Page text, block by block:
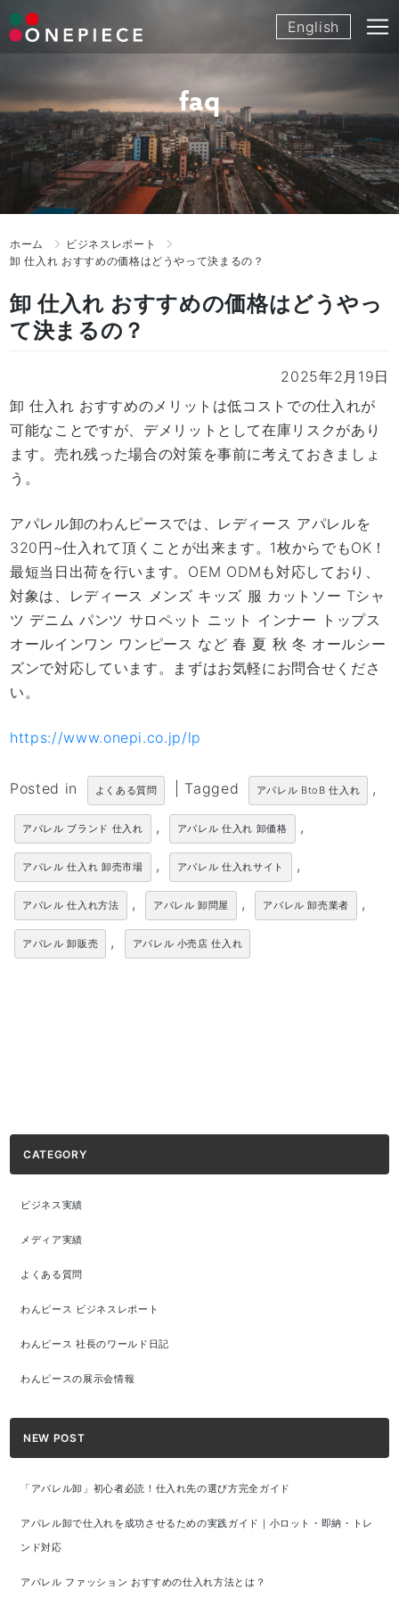
Skip
to
English
faq
ホーム
ビジネスレポート
卸 仕入れ おすすめの価格はどうやって決まるの？
卸 仕入れ おすすめの価格はどうやっ
て決まるの？
2025年2月19日
卸 仕入れ おすすめのメリットは低コストでの仕入れが
可能なことですが、デメリットとして在庫リスクがあり
ます。売れ残った場合の対策を事前に考えておきましょ
う。
アパレル卸のわんピースでは、レディース アパレルを
320円~仕入れて頂くことが出来ます。1枚からでもOK！
最短当日出荷を行います。OEM ODMも対応しており、
対象は、レディース メンズ キッズ 服 カットソー Tシャ
ツ デニム パンツ サロペット ニット インナー トップス
オールインワン ワンピース など 春 夏 秋 冬 オールシー
ズンで対応しています。まずはお気軽にお問合せくださ
い。
https://www.onepi.co.jp/lp
Posted in よくある質問 Tagged アパレル BtoB 仕入れ ,
アパレル ブランド 仕入れ , アパレル 仕入れ 卸価格 ,
アパレル 仕入れ 卸売市場 , アパレル 仕入れサイト ,
アパレル 仕入れ方法 , アパレル 卸問屋 , アパレル 卸売業者 ,
アパレル 卸販売 , アパレル 小売店 仕入れ
CATEGORY
ビジネス実績
メディア実績
よくある質問
わんピース ビジネスレポート
わんピース 社長のワールド日記
わんピースの展示会情報
NEW POST
「アパレル卸」初心者必読！仕入れ先の選び方完全ガイド
アパレル卸で仕入れを成功させるための実践ガイド｜小ロット・即納・トレ
ンド対応
アパレル ファッション おすすめの仕入れ方法とは？